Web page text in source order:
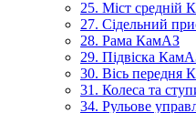
25. Міст средній
27. Сідельний
28. Рама КамАЗ
29. Підвіска
30. Вісь передня
31. Колеса та
34. Рульове